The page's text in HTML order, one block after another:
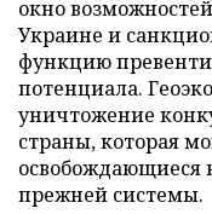
окно
Украине и
функцию
потенциала.
уничтожение
страны, которая
прежней системы.